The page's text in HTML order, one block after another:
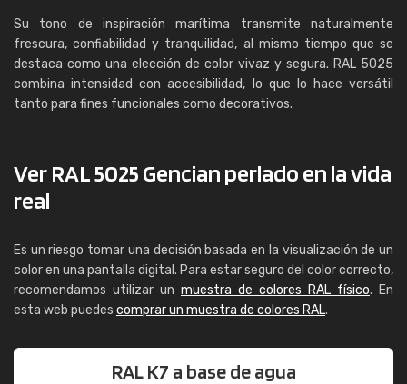
Su tono de inspiración marítima transmite naturalmente
frescura, confiabilidad y tranquilidad, al mismo tiempo que se
destaca como una elección de color vivaz y segura. RAL 5025
combina intensidad con accesibilidad, lo que lo hace versátil
tanto para fines funcionales como decorativos.
Ver RAL 5025 Gencian perlado en la vida
real
Es un riesgo tomar una decisión basada en la visualización de un
color en una pantalla digital. Para estar seguro del color correcto,
recomendamos utilizar un muestra de colores RAL físico. En
esta web puedes comprar un muestra de colores RAL.
RAL K7 a base de agua